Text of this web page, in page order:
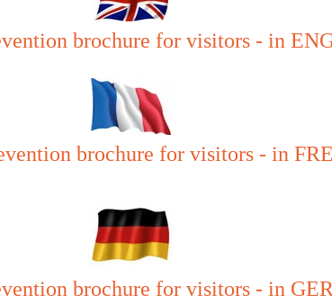
brochure for visitors - in
brochure for visitors - in
brochure for visitors - in